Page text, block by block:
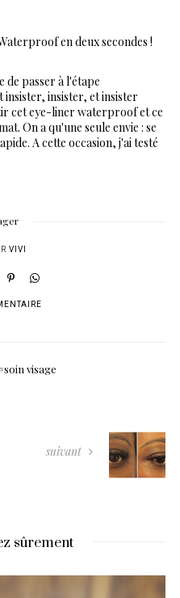
en deux secondes !
de passer à l'étape
insister, insister, et insister
cet eye-liner waterproof et ce
On a qu'une seule envie : se
A cette occasion, j'ai testé
VIVI
soin visage
suivant
sûrement